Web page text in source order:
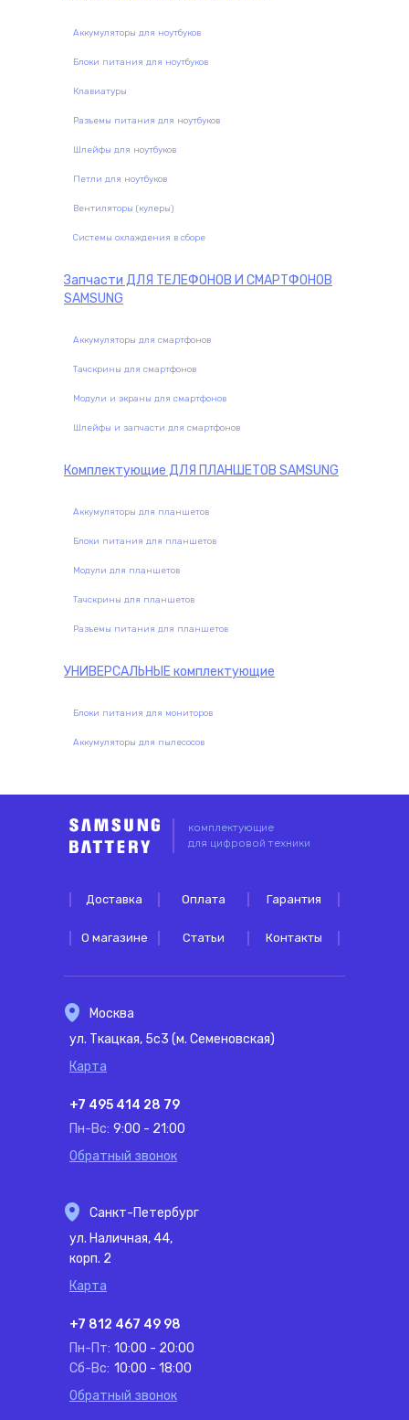
Аккумуляторы для ноутбуков
Блоки питания для ноутбуков
Клавиатуры
Разъемы питания для ноутбуков
Шлейфы для ноутбуков
Петли для ноутбуков
Вентиляторы (кулеры)
Системы охлаждения в сборе
Запчасти ДЛЯ ТЕЛЕФОНОВ И СМАРТФОНОВ
SAMSUNG
Аккумуляторы для смартфонов
Тачскрины для смартфонов
Модули и экраны для смартфонов
Шлейфы и запчасти для смартфонов
Комплектующие ДЛЯ ПЛАНШЕТОВ SAMSUNG
Аккумуляторы для планшетов
Блоки питания для планшетов
Модули для планшетов
Тачскрины для планшетов
Разъемы питания для планшетов
УНИВЕРСАЛЬНЫЕкомплектующие
Блоки питания для мониторов
Аккумуляторы для пылесосов
комплектующие
для цифровой техники
Доставка Оплата Гарантия
О магазине Статьи Контакты
Москва
ул. Ткацкая, 5с3 (м. Семеновская)
Карта
+7 495 414 28 79
Пн-Вс: 9:00 - 21:00
Обратный звонок
Санкт-Петербург
ул. Наличная, 44,
корп. 2
Карта
+7 812 467 49 98
Пн-Пт: 10:00 - 20:00
Сб-Вс: 10:00 - 18:00
Обратный звонок